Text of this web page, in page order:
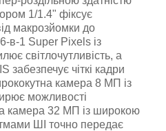
1/1.4" фіксує
макрозйомки до
в-1 Super Pixels із
світлочутливість, а
забезпечує чіткі кадри
камера 8 МП із
можливості
камера 32 МП із широкою
ШІ точно передає